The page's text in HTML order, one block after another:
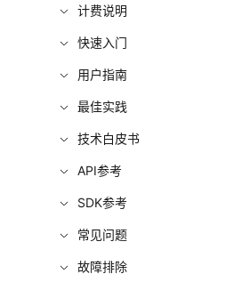
计费说明
快速入门
用户指南
最佳实践
技术白皮书
API参考
SDK参考
常见问题
故障排除